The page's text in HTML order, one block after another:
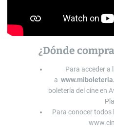
¿Dónde
Para acceder a
a
boletería del cine en
Para conocer todos